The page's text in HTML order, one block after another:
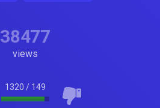
38477
views
1320 / 149